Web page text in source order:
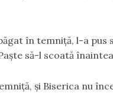
în temniţă, l-a pus
să-l scoată
şi Biserica nu